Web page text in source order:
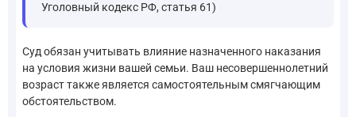
Уголовный кодекс РФ, статья 61)
Суд обязан учитывать влияние назначенного наказания
на условия жизни вашей семьи. Ваш несовершеннолетний
возраст также является самостоятельным смягчающим
обстоятельством.